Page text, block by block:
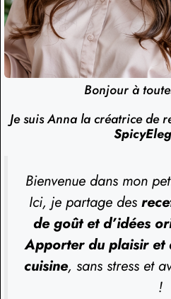
Bonjour à
Je suis Anna la créatrice de
Bienvenue dans mon
Ici, je partage des
de goût et d’idées
Apporter du plaisir et
cuisine, sans stress et
!